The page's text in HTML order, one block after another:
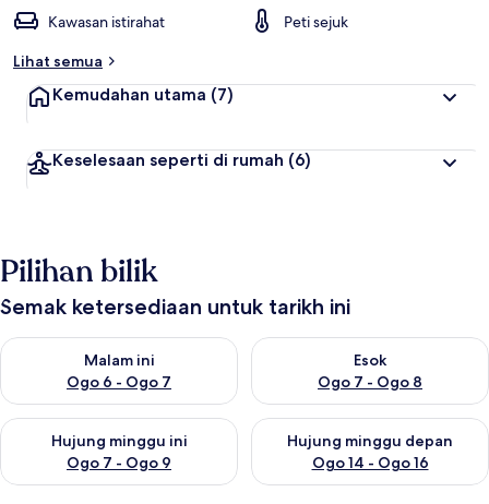
Kawasan istirahat
Peti sejuk
Lihat semua
Kemudahan utama (7)
Keselesaan seperti di rumah (6)
Pilihan bilik
Semak ketersediaan untuk tarikh ini
Malam ini
Ogo 6 - Ogo 7
Semak ketersediaan untuk malam ini Ogo 6 - Ogo 7
Esok
Ogo 7 - Ogo 8
Semak ketersediaan untuk
Hujung minggu ini
Ogo 7 - Ogo 9
Semak ketersediaan untuk hujung minggu ini Ogo 7 - Ogo 9
Hujung minggu depan
Ogo 14 - Ogo 16
Semak ketersediaan untuk